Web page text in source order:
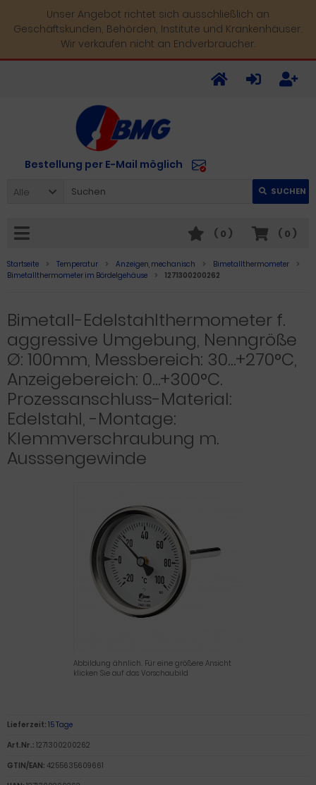
Unser Angebot richtet sich ausschließlich an
Geschäftskunden, Behörden, Institute und Krankenhäuser.
Wir verkaufen nicht an Endverbraucher.
Bestellung per E-Mail möglich
Alle SUCHEN
( 0 )
( 0 )
Startseite Temperatur Anzeigen, mechanisch
Bimetallthermometer
Bimetallthermometer im Bördelgehäuse
1271300200262
Bimetall-Edelstahlthermometer f.
aggressive Umgebung, Nenngröße
Ø: 100mm, Messbereich: 30…+270°C,
Anzeigebereich: 0…+300°C.
Prozessanschluss-Material:
Edelstahl, -Montage:
Klemmverschraubung m.
Ausssengewinde
Abbildung ähnlich. Für eine größere Ansicht
klicken Sie auf das Vorschaubild
Lieferzeit: 15 Tage
Art.Nr.: 1271300200262
GTIN/EAN: 4255635609661